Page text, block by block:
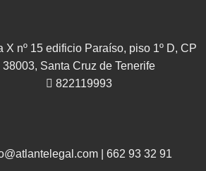
X nº 15 edificio Paraíso, piso 1º D, CP
38003, Santa Cruz de Tenerife
822119993
662 93 32 91